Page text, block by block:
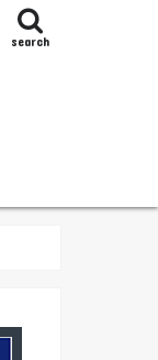
search